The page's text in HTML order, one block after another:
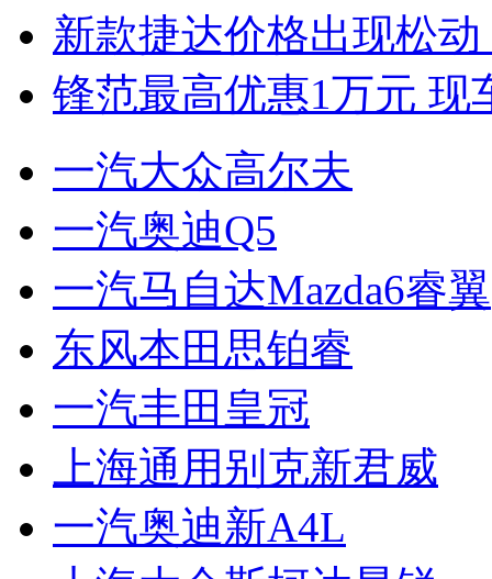
新款捷达价格出现松
锋范最高优惠1万元 现
一汽大众高尔夫
一汽奥迪Q5
一汽马自达Mazda6睿翼
东风本田思铂睿
一汽丰田皇冠
上海通用别克新君威
一汽奥迪新A4L